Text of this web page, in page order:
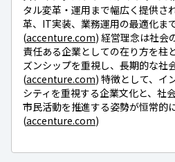
タル変革・運用まで幅広く提供さ
革、IT実装、業務運用の最適化ま
(accenture.com) 経営理念は社会
責任ある企業としての在り方を柱
ズンシップを重視し、長期的な社
(accenture.com) 特徴として、イ
シティを重視する企業文化と、社
市民活動を推進する姿勢が恒常的
(accenture.com)